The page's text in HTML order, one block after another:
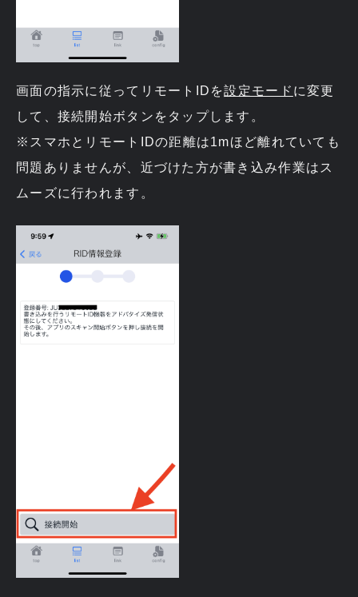
画面の指示に従ってリモートIDを設定モード に変更
して、接続開始ボタンをタップします。
※スマホとリモートIDの距離は1mほど離れていても
問題ありませんが、近づけた方が書き込み作業はス
ムーズに行われます。